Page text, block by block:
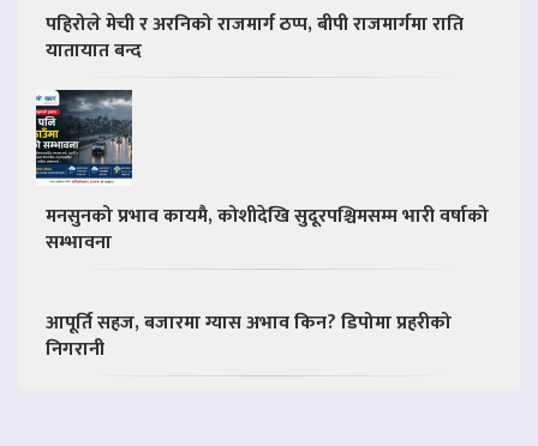
पहिरोले मेची र अरनिको राजमार्ग ठप्प, बीपी राजमार्गमा राति
यातायात बन्द
मनसुनको प्रभाव कायमै, कोशीदेखि सुदूरपश्चिमसम्म भारी वर्षाको
सम्भावना
आपूर्ति सहज, बजारमा ग्यास अभाव किन? डिपोमा प्रहरीको
निगरानी